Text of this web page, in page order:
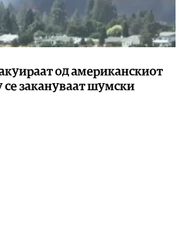
од американскиот
се закануваат шумски